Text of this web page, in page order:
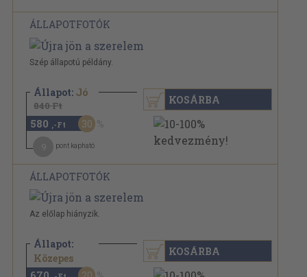
ÁLLAPOTFOTÓK
Szép állapotú példány.
Állapot: Jó
840 Ft
580 ,-Ft 30
pont kapható
KOSÁRBA
ÁLLAPOTFOTÓK
Az előlap hiányzik.
Állapot:
Közepes
840 Ft KOSÁRBA